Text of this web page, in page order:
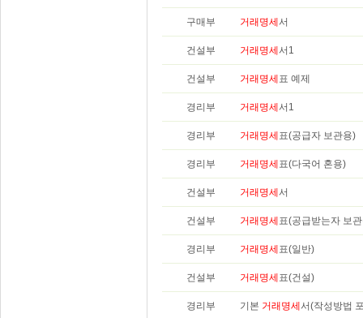
구매부 거래명세 서
건설부 거래명세 서1
건설부 거래명세 표 예제
경리부 거래명세 서1
경리부 거래명세 표(공급자 보관용)
경리부 거래명세 표(다국어 혼용)
건설부 거래명세 서
건설부 거래명세 표(공급받는자 보
경리부 거래명세 표(일반)
건설부 거래명세 표(건설)
경리부 기본 거래명세 서(작성방법